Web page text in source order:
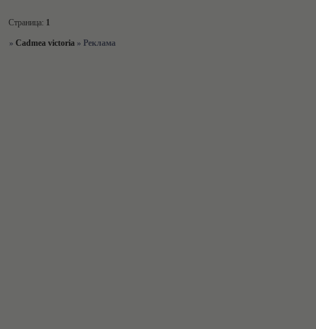
Страница: 1
» Cadmea victoria » Реклама